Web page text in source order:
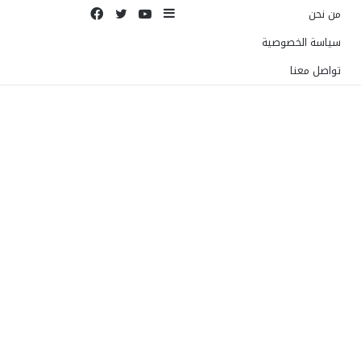
من نحن
سياسة الخصوصية
تواصل معنا
إضافة يوتيوبتويتر